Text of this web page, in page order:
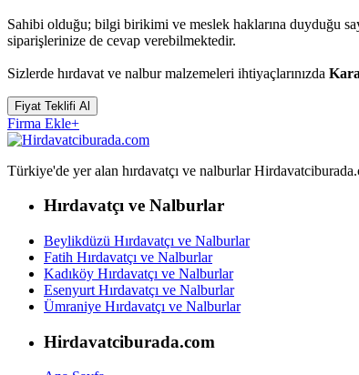
Sahibi olduğu; bilgi birikimi ve meslek haklarına duyduğu
siparişlerinize de cevap verebilmektedir.
Sizlerde hırdavat ve nalbur malzemeleri ihtiyaçlarınızda
Fiyat Teklifi Al
Firma Ekle+
Türkiye'de yer alan hırdavatçı ve nalburlar
Hırdavatçı ve Nalburlar
Beylikdüzü Hırdavatçı ve Nalburlar
Fatih Hırdavatçı ve Nalburlar
Kadıköy Hırdavatçı ve Nalburlar
Esenyurt Hırdavatçı ve Nalburlar
Ümraniye Hırdavatçı ve Nalburlar
Hirdavatciburada.com